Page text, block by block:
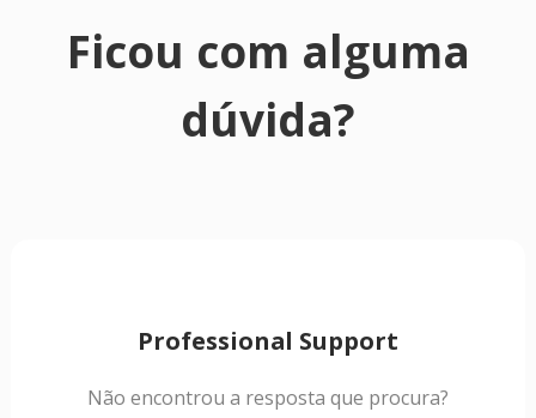
Ficou com alguma
dúvida?
Professional Support
Não encontrou a resposta que procura?